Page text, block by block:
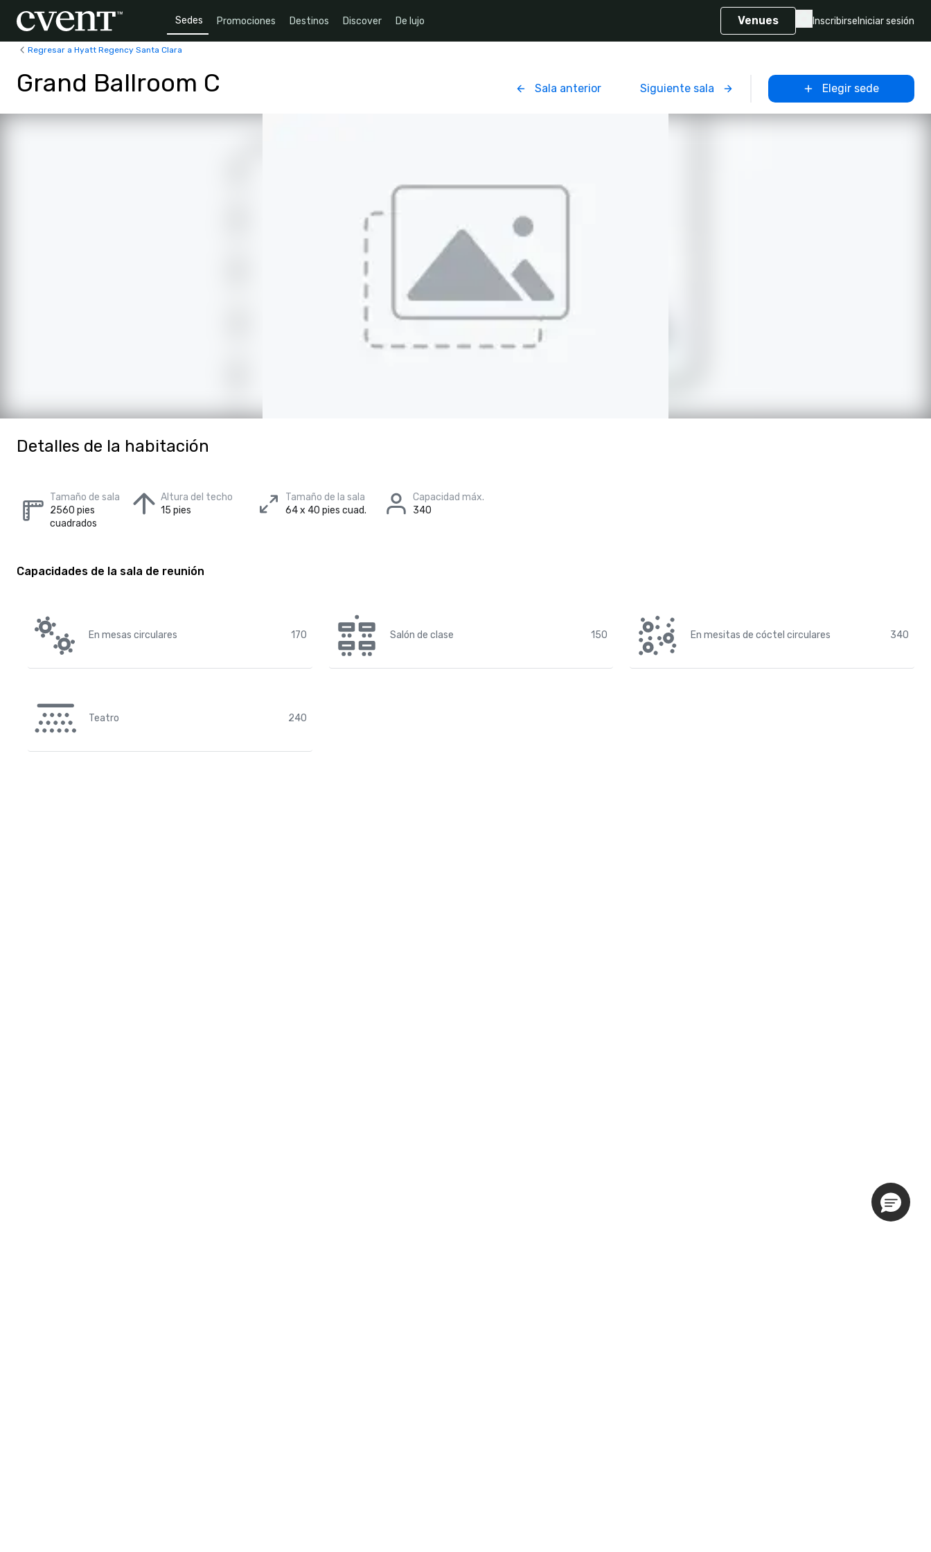
Sedes Promociones Destinos Discover De lujo Venues Inscribirse Iniciar sesión
Regresar a Hyatt Regency Santa Clara
Grand Ballroom C Sala anterior Siguiente sala Elegir sede
Detalles de la habitación
Tamaño de sala
2560 pies
cuadrados
Altura del techo
15 pies
Tamaño de la sala
64 x 40 pies cuad.
Capacidad máx.
340
Capacidades de la sala de reunión
En mesas circulares 170 Salón de clase 150 En mesitas de cóctel circulares 340
Teatro 240